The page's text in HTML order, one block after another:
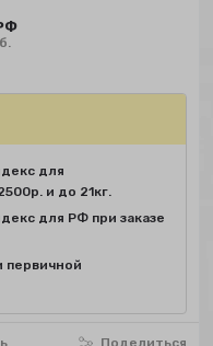
для
и до 21кг.
для РФ при заказе
первичной